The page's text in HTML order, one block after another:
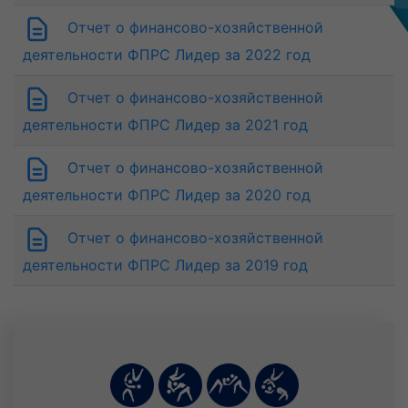
Отчет о финансово-хозяйственной
деятельности ФПРС Лидер за 2022 год
Отчет о финансово-хозяйственной
деятельности ФПРС Лидер за 2021 год
Отчет о финансово-хозяйственной
деятельности ФПРС Лидер за 2020 год
Отчет о финансово-хозяйственной
деятельности ФПРС Лидер за 2019 год
Деменьтев Данила Алексадрович
Мещанинов Яков Максимович
Резепкин Михаил Александрович
Утолин Лев Алексеевич
Бакулин Алексей Денисович
26 июля
Клепиков Александр Игоревич
Кутовой Кирилл Дмитриевич
Павлов Максим Павлович
Петров Роман Андреевич